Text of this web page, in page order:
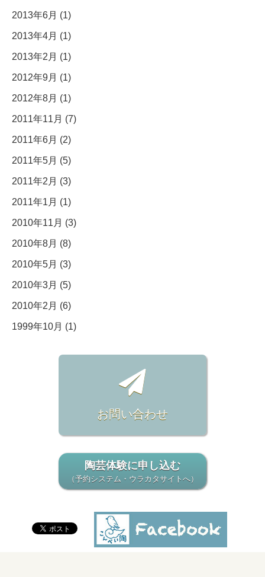
2013年6月 (1)
2013年4月 (1)
2013年2月 (1)
2012年9月 (1)
2012年8月 (1)
2011年11月 (7)
2011年6月 (2)
2011年5月 (5)
2011年2月 (3)
2011年1月 (1)
2010年11月 (3)
2010年8月 (8)
2010年5月 (3)
2010年3月 (5)
2010年2月 (6)
1999年10月 (1)
お問い合わせ
陶芸体験に申し込む
（予約システム・ウラカタサイトへ）